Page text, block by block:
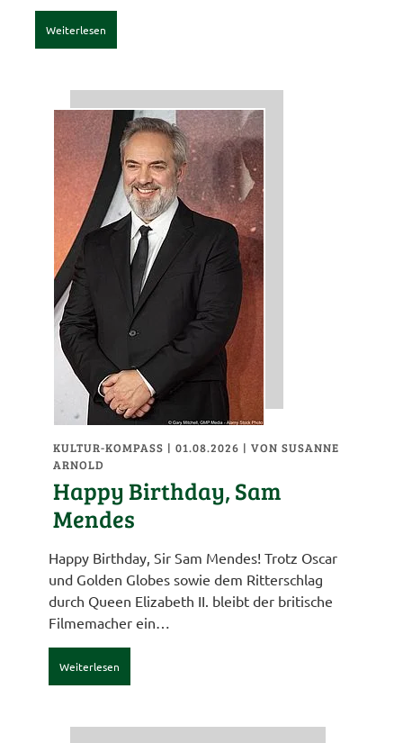
Weiterlesen
KULTUR-KOMPASS | 01.08.2026 |VON SUSANNE
ARNOLD
Happy Birthday, Sam
Mendes
Happy Birthday, Sir Sam Mendes! Trotz Oscar
und Golden Globes sowie dem Ritterschlag
durch Queen Elizabeth II. bleibt der britische
Filmemacher ein…
Weiterlesen